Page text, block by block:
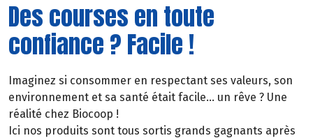
Des courses en toute
confiance ? Facile !
Imaginez si consommer en respectant ses valeurs, son
environnement et sa santé était facile… un rêve ? Une
réalité chez Biocoop !
Ici nos produits sont tous sortis grands gagnants après